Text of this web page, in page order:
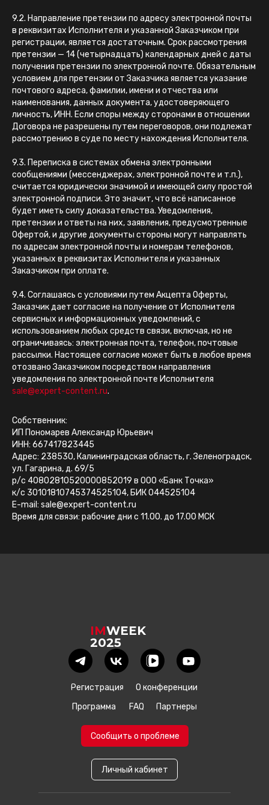
9.2. Направление претензии по адресу электронной почты
в реквизитах Исполнителя и указанной Заказчиком при
регистрации, является достаточным. Срок рассмотрения
претензии — 14 (четырнадцать) календарных дней с даты
получения претензии по электронной почте. Обязательным
условием для претензии от Заказчика является указание
почтового адреса, фамилии, имени и отчества или
наименования, данных документа, удостоверяющего
личность, ИНН. Если споры между сторонами в отношении
Договора не разрешены путем переговоров, они подлежат
рассмотрению в суде по месту нахождения Исполнителя.
9.3. Переписка в системах обмена электронными
сообщениями (мессенджерах, электронной почте и т.п.),
считается юридически значимой и имеющей силу простой
электронной подписи. Это значит, что всё написанное
будет иметь силу доказательства. Уведомления,
претензии и ответы на них, заявления, предусмотренные
Офертой, и другие документы стороны могут направлять
по адресам электронной почты и номерам телефонов,
указанных в реквизитах Исполнителя и указанных
Заказчиком при оплате.
9.4. Соглашаясь с условиями путем Акцепта Оферты,
Заказчик дает согласие на получение от Исполнителя
сервисных и информационных уведомлений, с
использованием любых средств связи, включая, но не
ограничиваясь: электронная почта, телефон, почтовые
рассылки. Настоящее согласие может быть в любое время
отозвано Заказчиком посредством направления
уведомления по электронной почте Исполнителя
sale@expert-content.ru.
Собственник:
ИП Пономарев Александр Юрьевич
ИНН: 667417823445
Адрес: 238530, Калининградская область, г. Зеленоградск,
ул. Гагарина, д. 69/5
р/с 40802810520000852019 в ООО «Банк Точка»
к/с 30101810745374525104, БИК 044525104
E-mail: sale@expert-content.ru
Время для связи: рабочие дни с 11.00. до 17.00 МСК
Личный кабинет
Сообщить о проблеме
IMWEEK
2025
Партнеры
FAQ
О конференции
Регистрация
Программа
Ковалёва, эксперт по экспертному контенту:услуги,блог по экспертному